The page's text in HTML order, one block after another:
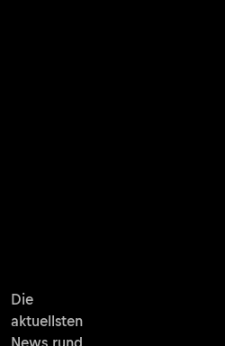
Die
aktuellsten
News rund